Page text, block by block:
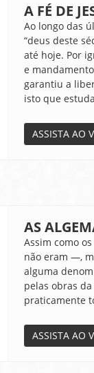
A FÉ DE
Ao longo das
“deus deste
até hoje. Por
e
garantiu a
isto que
ASSISTA AO
AS
Assim como
não eram —,
alguma
pelas obras
praticamente
ASSISTA AO